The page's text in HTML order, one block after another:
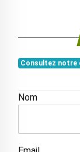
Consultez notre
Nom